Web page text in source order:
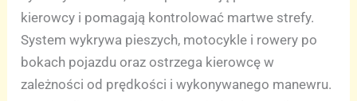
kierowcy i pomagają kontrolować martwe strefy.
System wykrywa pieszych, motocykle i rowery po
bokach pojazdu oraz ostrzega kierowcę w
zależności od prędkości i wykonywanego manewru.